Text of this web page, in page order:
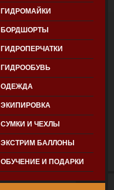
ГИДРОМАЙКИ
БОРДШОРТЫ
ГИДРОПЕРЧАТКИ
ГИДРООБУВЬ
ОДЕЖДА
ЭКИПИРОВКА
СУМКИ И ЧЕХЛЫ
ЭКСТРИМ БАЛЛОНЫ
ОБУЧЕНИЕ И ПОДАРКИ